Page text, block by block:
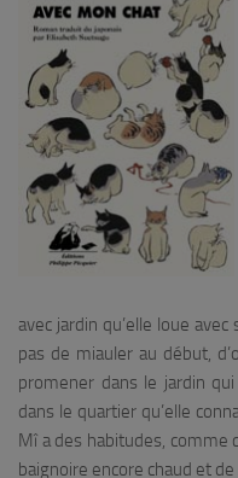
avec jardin qu’elle loue
pas de miauler au début,
promener dans le jardin
dans le quartier qu’elle
Mî a des habitudes, comme
baignoire encore chaud et de